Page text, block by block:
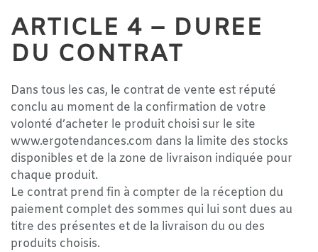
ARTICLE 4 – DUREE
DU CONTRAT
Dans tous les cas, le contrat de vente est réputé
conclu au moment de la confirmation de votre
volonté d’acheter le produit choisi sur le site
www.ergotendances.com dans la limite des stocks
disponibles et de la zone de livraison indiquée pour
chaque produit.
Le contrat prend fin à compter de la réception du
paiement complet des sommes qui lui sont dues au
titre des présentes et de la livraison du ou des
produits choisis.